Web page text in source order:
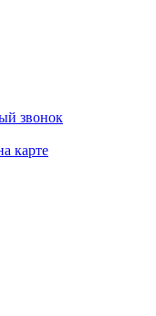
звонок
карте